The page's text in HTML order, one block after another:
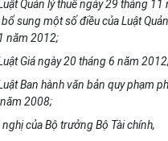
Quản lý thuế ngày 29 tháng
sung một số điều của Luật
năm 2012;
Giá ngày 20tháng6 năm
Ban hànhvăn bản quy phạm
2008;
nghị của Bộ trưởng Bộ Tài chính,